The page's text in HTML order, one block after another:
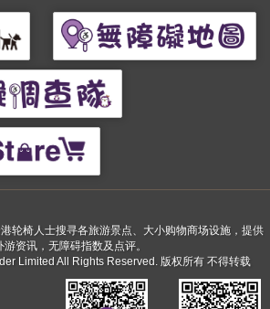
轮椅人士搜寻各旅游景点、大小购物商场设施，提供
资讯，无障碍指数及点评。
Limited All Rights Reserved. 版权所有 不得转载